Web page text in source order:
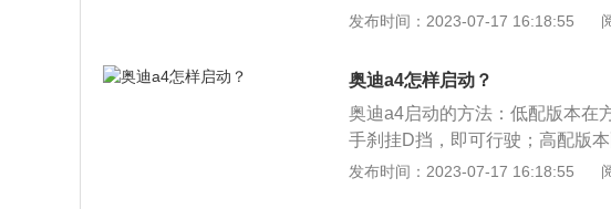
行、大灯；2、开启近光灯时，
mm，轴距为2825mm，油箱容
发布时间：2023-07-17 16:18:55
奥迪a4怎样启动？
奥迪a4启动的方法：低配版本在
手刹挂D挡，即可行驶；高配版
刹车，按下一键启动按钮，按下
发布时间：2023-07-17 16:18:55